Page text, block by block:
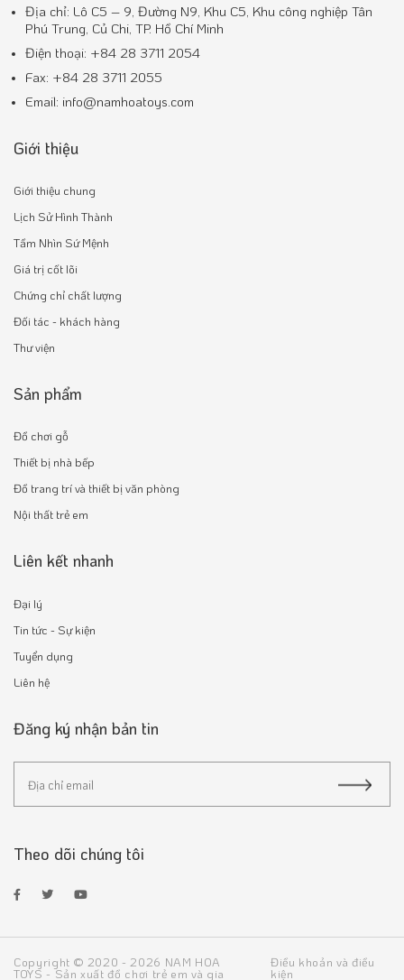
Địa chỉ: Lô C5 – 9, Đường N9, Khu C5, Khu công nghiệp Tân
Phú Trung, Củ Chi, TP. Hồ Chí Minh
Điện thoại: +84 28 3711 2054
Fax: +84 28 3711 2055
Email: info@namhoatoys.com
Giới thiệu
Giới thiệu chung
Lịch Sử Hình Thành
Tầm Nhìn Sứ Mệnh
Giá trị cốt lõi
Chứng chỉ chất lượng
Đối tác - khách hàng
Thư viện
Sản phẩm
Đồ chơi gỗ
Thiết bị nhà bếp
Đồ trang trí và thiết bị văn phòng
Nội thất trẻ em
Liên kết nhanh
Đại lý
Tin tức - Sự kiện
Tuyển dụng
Liên hệ
Đăng ký nhận bản tin
Theo dõi chúng tôi
Copyright © 2020 - 2026 NAM HOA
TOYS - Sản xuất đồ chơi trẻ em và gia
Điều khoản và điều
kiện